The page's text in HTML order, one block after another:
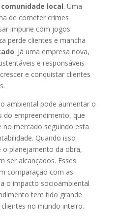
local. Uma
de cometer crimes
impune com jogos
perde clientes e mancha
. Já uma empresa nova,
e responsáveis
e conquistar clientes
ambiental pode aumentar o
do empreendimento, que
no mercado seguindo esta
Quando isso
o planejamento da obra,
ser alcançados. Esses
comparação com as
o impacto socioambiental
tem tido grande
no mundo inteiro.